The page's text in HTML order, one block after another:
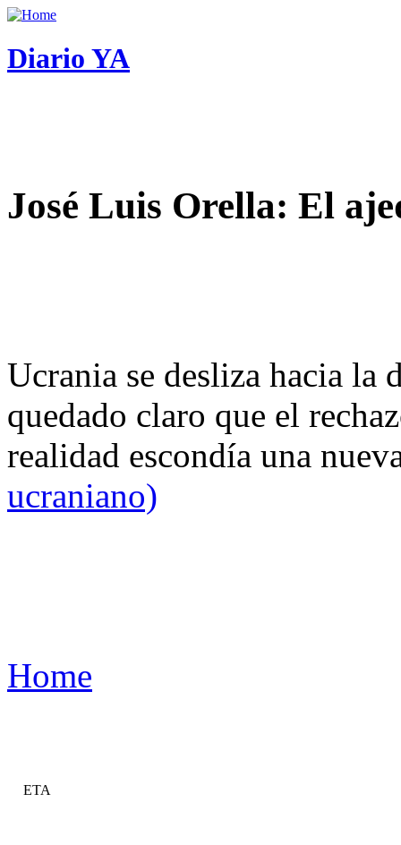
Diario YA
José Luis Orella: El
Ucrania se desliza hacia
quedado claro que el
realidad escondía una
ucraniano)
Home
ETA